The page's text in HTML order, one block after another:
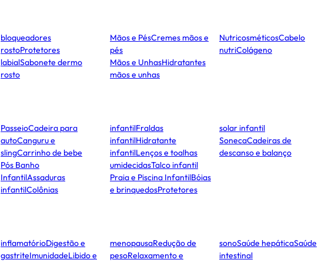
bloqueadores
rostoProtetores
labialSabonete dermo
rosto
Mãos e PésCremes mãos e
pés
Mãos e UnhasHidratantes
mãos e unhas
NutricosméticosCabelo
nutriColágeno
PasseioCadeira para
autoCanguru e
slingCarrinho de bebe
Pós Banho
InfantilAssaduras
infantilColônias
infantilFraldas
infantilHidratante
infantilLenços e toalhas
umidecidasTalco infantil
Praia e Piscina InfantilBóias
e brinquedosProtetores
solar infantil
SonecaCadeiras de
descanso e balanço
inflamatórioDigestão e
gastriteImunidadeLibido e
menopausaRedução de
pesoRelaxamento e
sonoSaúde hepáticaSaúde
intestinal